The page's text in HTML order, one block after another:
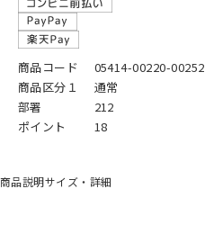
商品コード
05414-00220-00252
商品区分１
通常
部署
212
ポイント
18
商品説明サイズ・詳細